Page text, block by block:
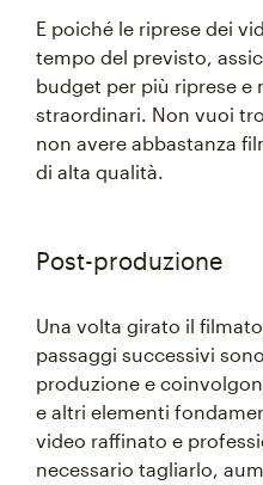
E poiché le riprese dei
tempo del previsto,
budget per più riprese e
straordinari. Non vuoi
non avere abbastanza
di alta qualità.
Post-produzione
Una volta girato il
passaggi successivi
produzione e
e altri elementi
video raffinato e
necessario tagliarlo,